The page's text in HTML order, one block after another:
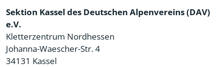
Sektion Kassel des Deutschen Alpenvereins (DAV)
e.V.
Kletterzentrum Nordhessen
Johanna-Waescher-Str. 4
34131 Kassel